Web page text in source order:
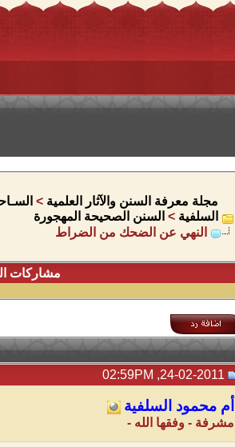
مجلة معرفة السنن والآثار العلمية >
السلفية > السنن الصحيحة المهجورة
النهي عن الضحك من الضراط
مشاركات
أم محمود السلفية
مشرفة - وفقها الله -